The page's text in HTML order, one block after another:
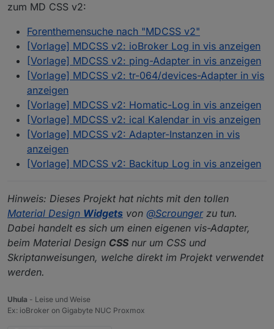
zum MD CSS v2:
Forenthemensuche nach "MDCSS v2"
[Vorlage] MDCSS v2: ioBroker Log in vis anzeigen
[Vorlage] MDCSS v2: ping-Adapter in vis anzeigen
[Vorlage] MDCSS v2: tr-064/devices-Adapter in vis
anzeigen
[Vorlage] MDCSS v2: Homatic-Log in vis anzeigen
[Vorlage] MDCSS v2: ical Kalendar in vis anzeigen
[Vorlage] MDCSS v2: Adapter-Instanzen in vis
anzeigen
[Vorlage] MDCSS v2: Backitup Log in vis anzeigen
Hinweis: Dieses Projekt hat nichts mit den tollen
Material Design Widgets von @Scroungerzu tun.
Dabei handelt es sich um einen eigenen vis-Adapter,
beim Material Design CSSnur um CSS und
Skriptanweisungen, welche direkt im Projekt verwendet
werden.
Uhula - Leise und Weise
Ex: ioBroker on Gigabyte NUC Proxmox